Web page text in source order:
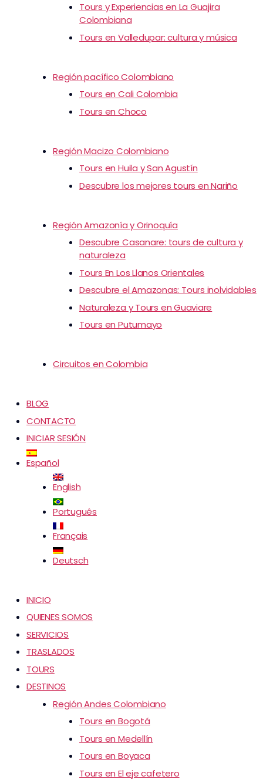
Tours y Experiencias en La Guajira
Colombiana
Tours en Valledupar: cultura y música
Región pacífico Colombiano
Tours en Cali Colombia
Tours en Choco
Región Macizo Colombiano
Tours en Huila y San Agustín
Descubre los mejores tours en Nariño
Región Amazonía y Orinoquía
Descubre Casanare: tours de cultura y
naturaleza
Tours En Los Llanos Orientales
Descubre el Amazonas: Tours inolvidables
Naturaleza y Tours en Guaviare
Tours en Putumayo
Circuitos en Colombia
BLOG
CONTACTO
INICIAR SESIÓN
Español
English
Português
Français
Deutsch
INICIO
QUIENES SOMOS
SERVICIOS
TRASLADOS
TOURS
DESTINOS
Región Andes Colombiano
Tours en Bogotá
Tours en Medellín
Tours en Boyaca
Tours en El eje cafetero